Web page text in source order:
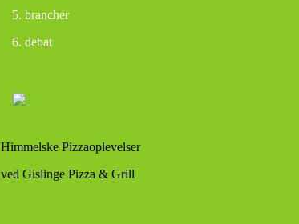
brancher
debat
Himmelske Pizzaoplevelser
ved Gislinge Pizza & Grill